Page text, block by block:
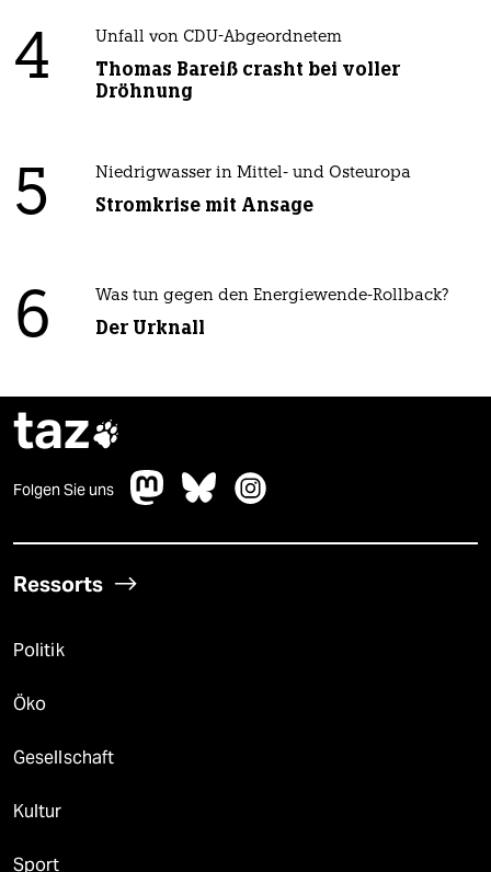
4 Unfall von CDU-Abgeordnetem
Thomas Bareiß crasht bei voller
Dröhnung
5 Niedrigwasser in Mittel- und Osteuropa
Stromkrise mit Ansage
6 Was tun gegen den Energiewende-Rollback?
Der Urknall
taz
Folgen Sie uns
Ressorts
Politik
Öko
Gesellschaft
Kultur
Sport